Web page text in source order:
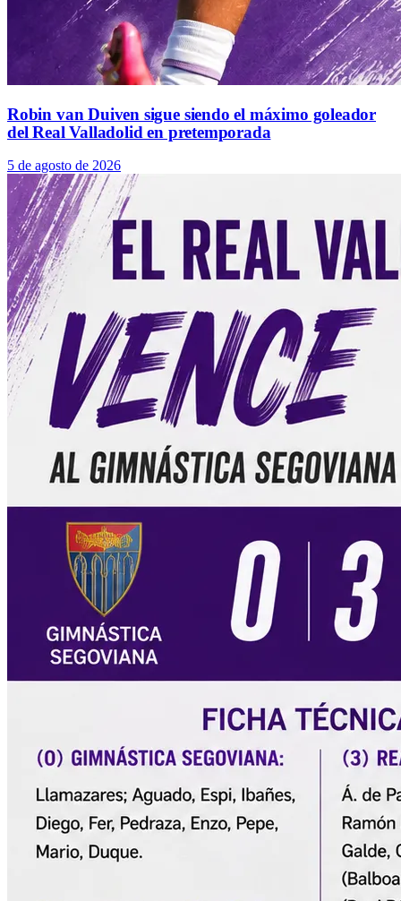
Robin van Duiven sigue siendo el máximo goleador
del Real Valladolid en pretemporada
5 de agosto de 2026